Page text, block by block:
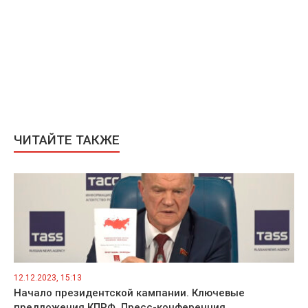
ЧИТАЙТЕ ТАКЖЕ
12.12.2023, 15:13
Начало президентской кампании. Ключевые